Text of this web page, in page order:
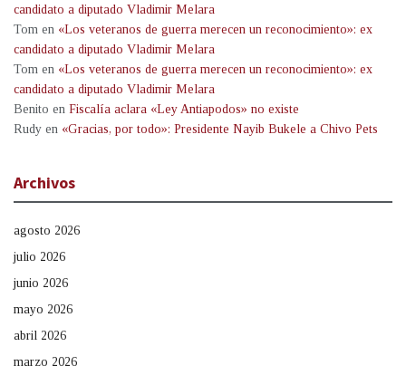
candidato a diputado Vladimir Melara
Tom en «Los veteranos de guerra merecen un reconocimiento»: ex
candidato a diputado Vladimir Melara
Tom en «Los veteranos de guerra merecen un reconocimiento»: ex
candidato a diputado Vladimir Melara
Benito en Fiscalía aclara «Ley Antiapodos» no existe
Rudy en «Gracias, por todo»: Presidente Nayib Bukele a Chivo Pets
Archivos
agosto 2026
julio 2026
junio 2026
mayo 2026
abril 2026
marzo 2026